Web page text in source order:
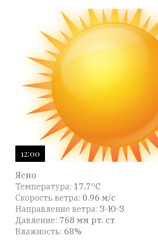
12:00
Ясно
Температура: 17.7°C
Скорость ветра: 0.96 м/с
Направление ветра: З-Ю-З
Давление: 768 мм рт. ст
Влажность: 68%